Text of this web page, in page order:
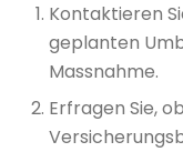
Kontaktieren
geplanten
Massnahme.
Erfragen Sie,